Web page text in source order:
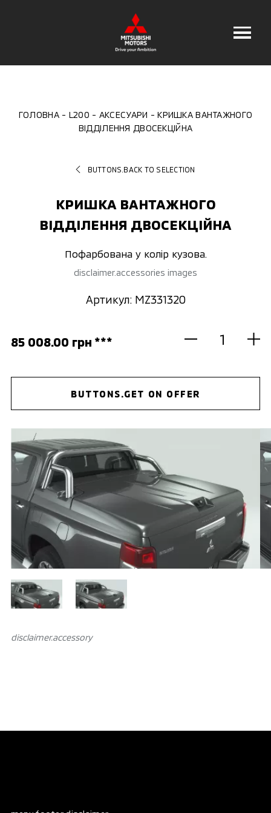
ГОЛОВНА L200 АКСЕСУАРИ
КРИШКА ВАНТАЖНОГО
ВІДДІЛЕННЯ ДВОСЕКЦІЙНА
BUTTONS.BACK TO SELECTION
КРИШКА ВАНТАЖНОГО
ВІДДІЛЕННЯ ДВОСЕКЦІЙНА
Пофарбована у колір кузова.
disclaimer.accessories images
Артикул: MZ331320
85 008.00 грн ***
BUTTONS.GET ON OFFER
disclaimer.аccessory